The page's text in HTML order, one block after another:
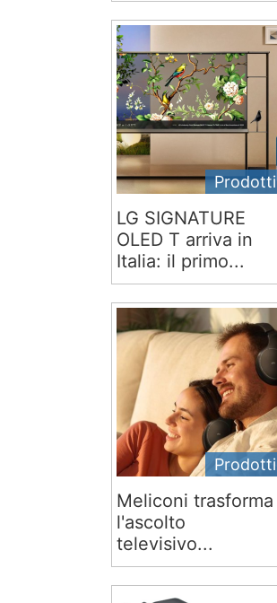
Prodotti
LG SIGNATURE
OLED T arriva in
Italia: il primo...
Prodotti
Meliconi trasforma
l'ascolto
televisivo...